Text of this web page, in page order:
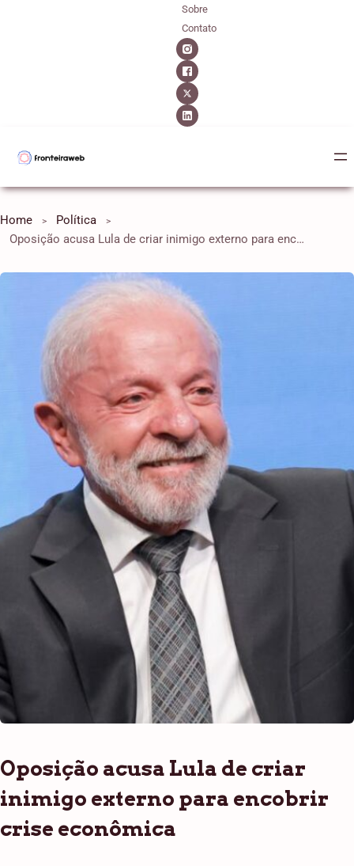
Sobre
Contato
Home
Política
Oposição acusa Lula de criar inimigo externo para encobrir crise econômica
Oposição acusa Lula de criar
inimigo externo para encobrir
crise econômica